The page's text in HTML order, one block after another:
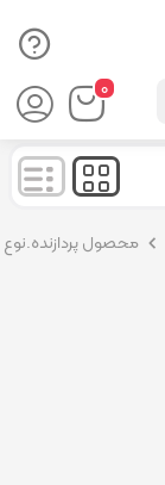
۰
Products
search
محصول پردازنده.نوع